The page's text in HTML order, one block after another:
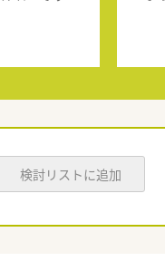
検討リストに追加